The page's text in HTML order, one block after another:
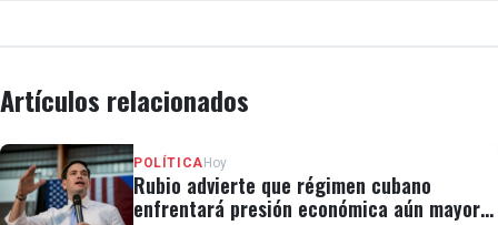
Artículos relacionados
POLÍTICA Hoy
Rubio advierte que régimen cubano
enfrentará presión económica aún mayor: